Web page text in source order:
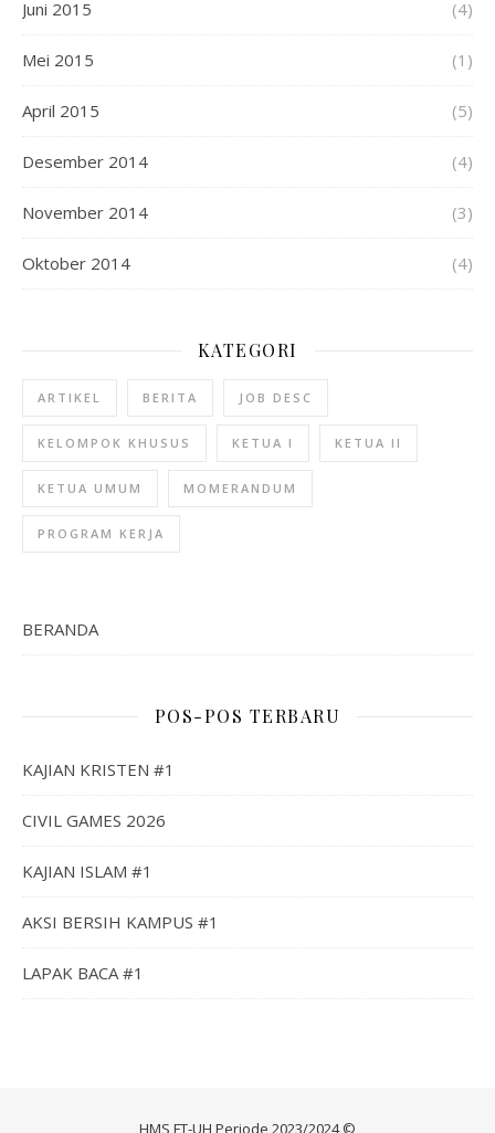
Juni 2015 (4)
Mei 2015 (1)
April 2015 (5)
Desember 2014 (4)
November 2014 (3)
Oktober 2014 (4)
KATEGORI
ARTIKEL BERITA JOB DESC
KELOMPOK KHUSUS KETUA I KETUA II
KETUA UMUM MOMERANDUM
PROGRAM KERJA
BERANDA
POS-POS TERBARU
KAJIAN KRISTEN #1
CIVIL GAMES 2026
KAJIAN ISLAM #1
AKSI BERSIH KAMPUS #1
LAPAK BACA #1
HMS FT-UH Periode 2023/2024 ©